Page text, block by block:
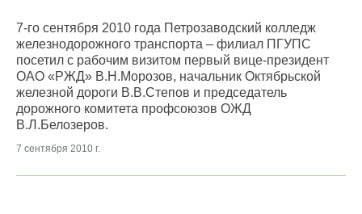
7-го сентября 2010 года Петрозаводский колледж
железнодорожного транспорта – филиал ПГУПС
посетил с рабочим визитом первый вице-президент
ОАО «РЖД» В.Н.Морозов, начальник Октябрьской
железной дороги В.В.Степов и председатель
дорожного комитета профсоюзов ОЖД
В.Л.Белозеров.
7 сентября 2010 г.